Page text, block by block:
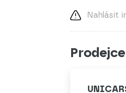
Nahlásit
Prodejce